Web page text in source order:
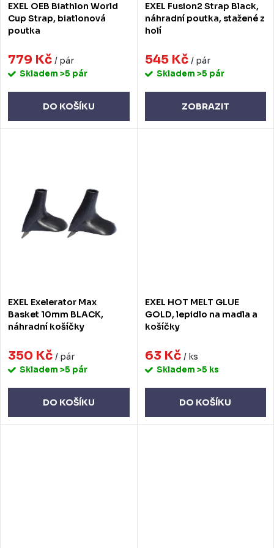
u
k
t
ů
d
u
k
EXEL OEB Biathlon World
Cup Strap, biatlonová
poutka
779 Kč / pár
Skladem >5 pár
DO KOŠÍKU
EXEL Fusion2 Strap Black,
náhradní poutka, stažené z
holí
545 Kč / pár
Skladem >5 pár
ZOBRAZIT
EXEL Exelerator Max
Basket 10mm BLACK,
náhradní košíčky
350 Kč / pár
Skladem >5 pár
DO KOŠÍKU
EXEL HOT MELT GLUE
GOLD, lepidlo na madla a
košíčky
63 Kč / ks
Skladem >5 ks
DO KOŠÍKU